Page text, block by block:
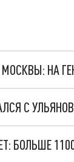
НА
БОЛЬШЕ